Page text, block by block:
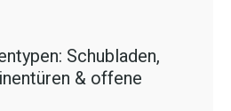
Schubladen,
& offene